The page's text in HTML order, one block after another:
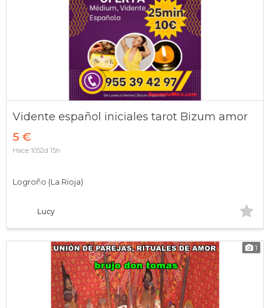
Vidente español iniciales tarot Bizum amor
5 €
Lucy
Logroño (La Rioja)
Hace 1052d 15h
1